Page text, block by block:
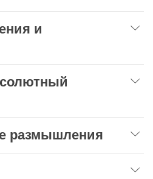
и
размышления